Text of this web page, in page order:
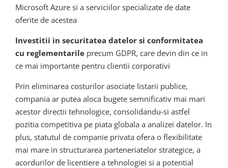
Microsoft Azure si a serviciilor specializate de date
oferite de acestea
Investitii in securitatea datelor si conformitatea
cu reglementarile precum GDPR, care devin din ce in
ce mai importante pentru clientii corporativi
Prin eliminarea costurilor asociate listarii publice,
compania ar putea aloca bugete semnificativ mai mari
acestor directii tehnologice, consolidandu-si astfel
pozitia competitiva pe piata globala a analizei datelor. In
plus, statutul de companie privata ofera o flexibilitate
mai mare in structurarea parteneriatelor strategice, a
acordurilor de licentiere a tehnologiei si a potential